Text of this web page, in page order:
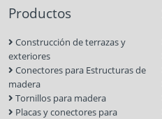
Productos
Construcción de terrazas y
exteriores
Conectores para Estructuras de
madera
Tornillos para madera
Placas y conectores para